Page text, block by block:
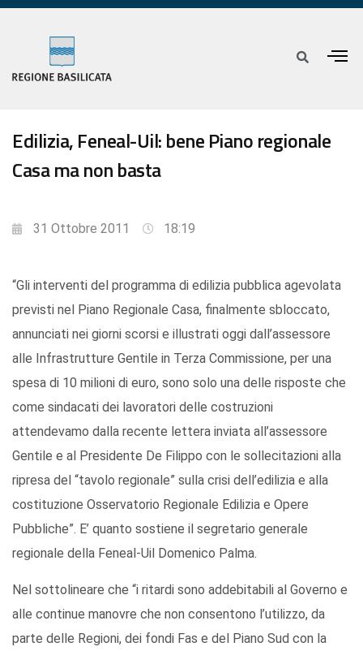
Edilizia, Feneal-Uil: bene Piano regionale
Casa ma non basta
31 Ottobre 2011 18:19
“Gli interventi del programma di edilizia pubblica agevolata
previsti nel Piano Regionale Casa, finalmente sbloccato,
annunciati nei giorni scorsi e illustrati oggi dall’assessore
alle Infrastrutture Gentile in Terza Commissione, per una
spesa di 10 milioni di euro, sono solo una delle risposte che
come sindacati dei lavoratori delle costruzioni
attendevamo dalla recente lettera inviata all’assessore
Gentile e al Presidente De Filippo con le sollecitazioni alla
ripresa del “tavolo regionale” sulla crisi dell’edilizia e alla
costituzione Osservatorio Regionale Edilizia e Opere
Pubbliche”. E’ quanto sostiene il segretario generale
regionale della Feneal-Uil Domenico Palma.
Nel sottolineare che “i ritardi sono addebitabili al Governo e
alle continue manovre che non consentono l’utilizzo, da
parte delle Regioni, dei fondi Fas e del Piano Sud con la